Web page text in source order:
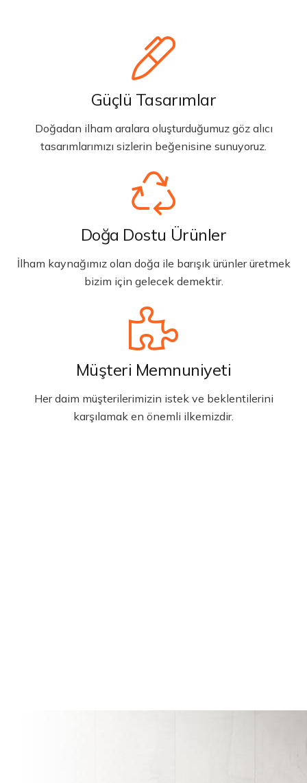
Güçlü Tasarımlar
Doğadan ilham aralara oluşturduğumuz göz alıcı
tasarımlarımızı sizlerin beğenisine sunuyoruz.
Doğa Dostu Ürünler
İlham kaynağımız olan doğa ile barışık ürünler üretmek
bizim için gelecek demektir.
Müşteri Memnuniyeti
Her daim müşterilerimizin istek ve beklentilerini
karşılamak en önemli ilkemizdir.